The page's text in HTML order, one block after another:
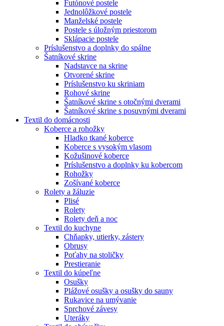
Futónové postele
Jednolôžkové postele
Manželské postele
Postele s úložným priestorom
Sklápacie postele
Príslušenstvo a doplnky do spálne
Šatníkové skrine
Nadstavce na skrine
Otvorené skrine
Príslušenstvo ku skriniam
Rohové skrine
Šatníkové skrine s otočnými dverami
Šatníkové skrine s posuvnými dverami
Textil do domácnosti
Koberce a rohožky
Hladko tkané koberce
Koberce s vysokým vlasom
Kožušinové koberce
Príslušenstvo a doplnky ku kobercom
Rohožky
Zošívané koberce
Rolety a žáluzie
Plisé
Rolety
Rolety deň a noc
Textil do kuchyne
Chňapky, utierky, zástery
Obrusy
Poťahy na stoličky
Prestieranie
Textil do kúpeľne
Osušky
Plážové osušky a osušky do sauny
Rukavice na umývanie
Sprchové závesy
Uteráky